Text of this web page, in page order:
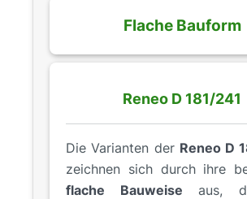
Flache Bauform
Reneo D 181/241
Die Varianten der Reneo D
zeichnen sich durch ihre
flache Bauweise aus,